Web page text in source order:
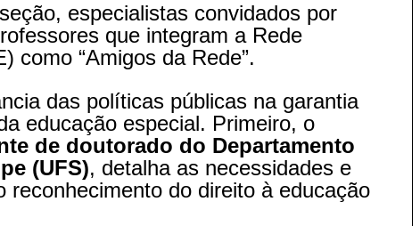
especialistas convidados por
que integram a Rede
como “Amigos da Rede”.
das políticas públicas na garantia
educação especial. Primeiro, o
de doutorado do Departamento
(UFS), detalha as necessidades e
do direito à educação